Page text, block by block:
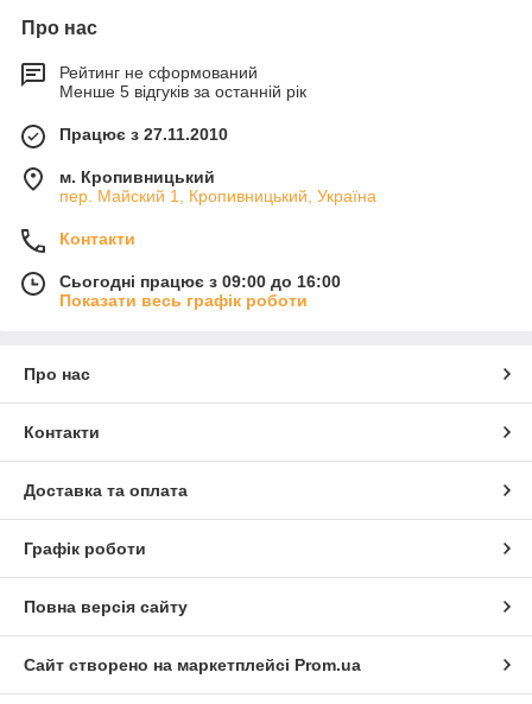
Про нас
Рейтинг не сформований
Менше 5 відгуків за останній рік
Працює з 27.11.2010
м. Кропивницький
пер. Майский 1, Кропивницький, Україна
Контакти
Сьогодні працює з 09:00 до 16:00
Показати весь графік роботи
Про нас
Контакти
Доставка та оплата
Графік роботи
Повна версія сайту
Сайт створено на маркетплейсі Prom.ua